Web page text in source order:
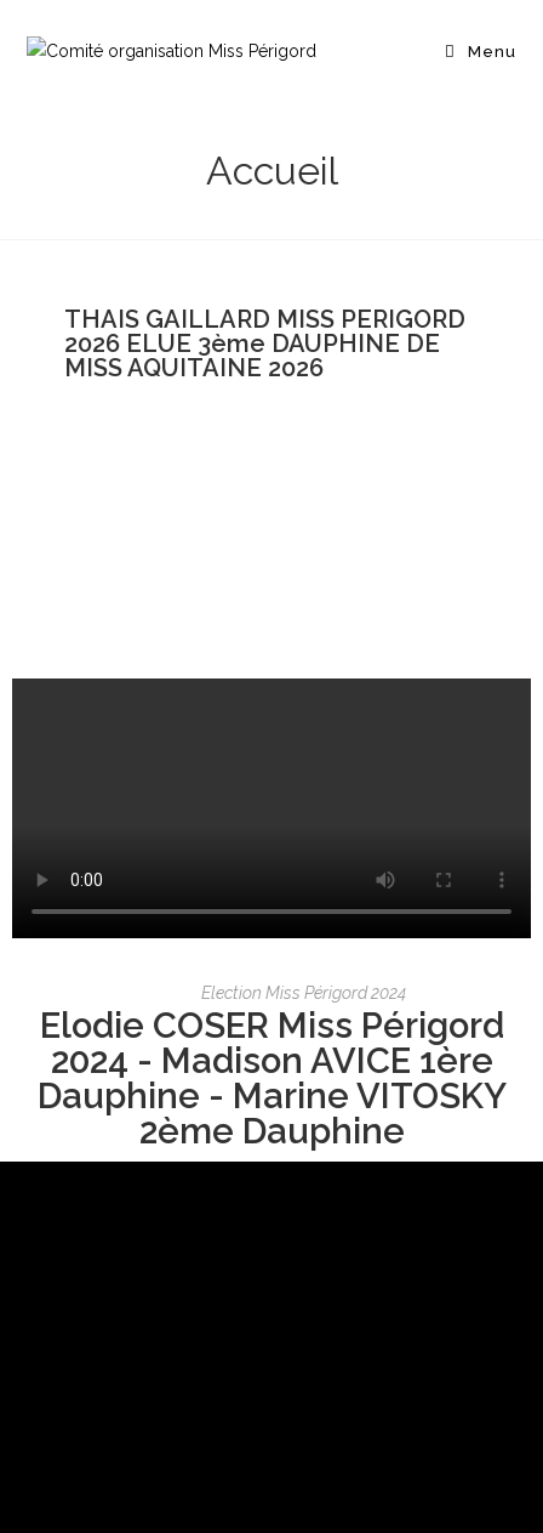
Menu
Accueil
THAIS GAILLARD MISS PERIGORD
2026 ELUE 3ème DAUPHINE DE
MISS AQUITAINE 2026
Election Miss Périgord 2024
Elodie COSER Miss Périgord
2024 - Madison AVICE 1ère
Dauphine - Marine VITOSKY
2ème Dauphine